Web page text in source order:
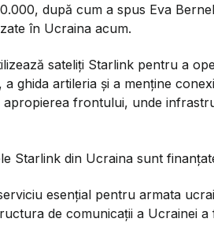
după cum a spus Eva
în Ucraina acum.
sateliți Starlink pentru a
ghida artileria și a menține
apropierea frontului, unde
Starlink din Ucraina sunt
esențial pentru armata
de comunicații a Ucrainei